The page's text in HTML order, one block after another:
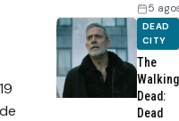
5
DEAD
CITY
The
Walking
Dead:
Dead